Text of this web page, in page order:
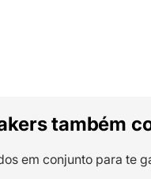
também
em conjunto para te